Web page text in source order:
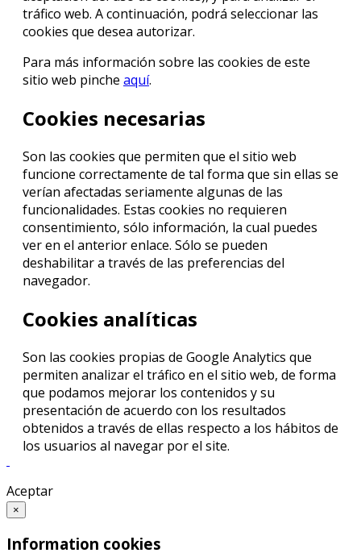
tráfico web. A continuación, podrá seleccionar las
cookies que desea autorizar.
Para más información sobre las cookies de este
sitio web pinche aquí.
Cookies necesarias
Son las cookies que permiten que el sitio web
funcione correctamente de tal forma que sin ellas se
verían afectadas seriamente algunas de las
funcionalidades. Estas cookies no requieren
consentimiento, sólo información, la cual puedes
ver en el anterior enlace. Sólo se pueden
deshabilitar a través de las preferencias del
navegador.
Cookies analíticas
Son las cookies propias de Google Analytics que
permiten analizar el tráfico en el sitio web, de forma
que podamos mejorar los contenidos y su
presentación de acuerdo con los resultados
obtenidos a través de ellas respecto a los hábitos de
los usuarios al navegar por el site.
Aceptar
×
Information cookies